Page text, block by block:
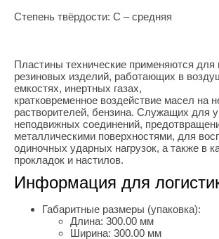
Степень твёрдости: С – средняя
Пластины технические применяются для
резиновых изделий, работающих в
емкостях, инертных газах,
кратковременное воздействие масел на
растворителей, бензина. Служащих для
неподвижных соединений,
металлическими поверхностями, для
одиночных ударных нагрузок, а также в
прокладок и настилов.
Информация для
Габаритные размеры (упаковка):
Длина: 300.00 мм
Ширина: 300.00 мм